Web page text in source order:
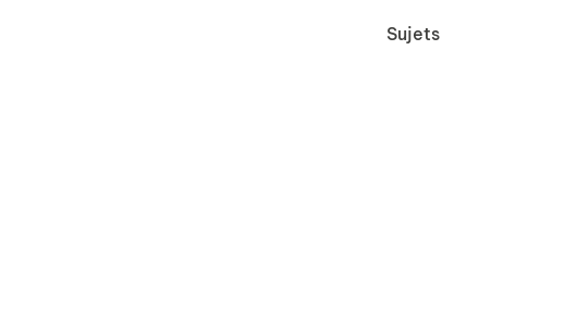
Sujets